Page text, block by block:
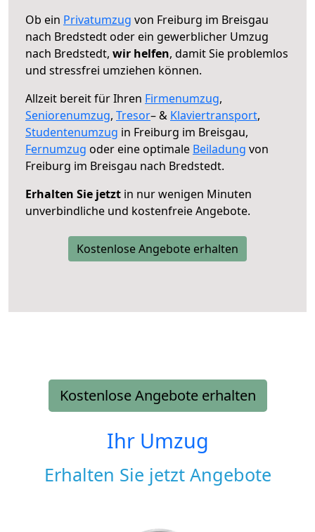
Ob ein Privatumzug von Freiburg im Breisgau
nach Bredstedt oder ein gewerblicher Umzug
nach Bredstedt, wir helfen, damit Sie problemlos
und stressfrei umziehen können.
Allzeit bereit für Ihren Firmenumzug,
Seniorenumzug, Tresor– & Klaviertransport,
Studentenumzug in Freiburg im Breisgau,
Fernumzug oder eine optimale Beiladung von
Freiburg im Breisgau nach Bredstedt.
Erhalten Sie jetzt in nur wenigen Minuten
unverbindliche und kostenfreie Angebote.
Kostenlose Angebote erhalten
Kostenlose Angebote erhalten
Ihr Umzug
Erhalten Sie jetzt Angebote